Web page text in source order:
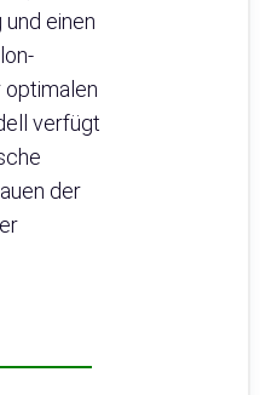
einen
verfügt
der